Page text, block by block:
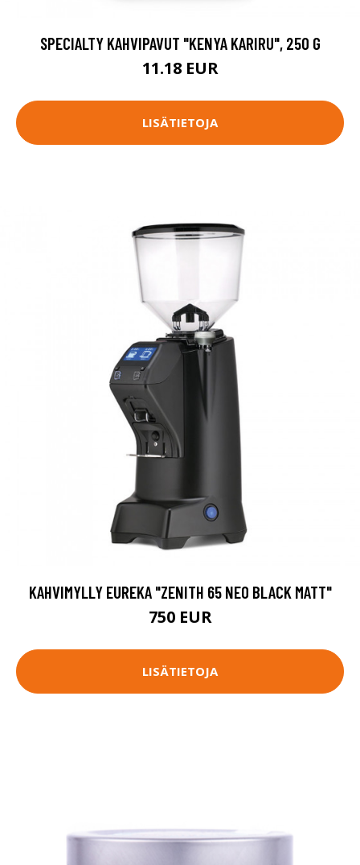
SPECIALTY KAHVIPAVUT "KENYA KARIRU", 250 G
11.18 EUR
LISÄTIETOJA
KAHVIMYLLY EUREKA "ZENITH 65 NEO BLACK MATT"
750 EUR
LISÄTIETOJA